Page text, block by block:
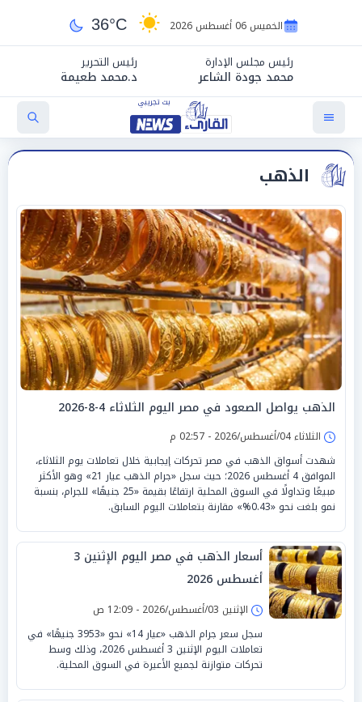
الخميس 06 أغسطس 2026 36°C
رئيس مجلس الإدارة
محمد جودة الشاعر
رئيس التحرير
د.محمد طعيمة
الذهب
الذهب يواصل الصعود في مصر اليوم الثلاثاء 4-8-2026
الثلاثاء 04/أغسطس/2026 - 02:57 م
شهدت أسواق الذهب في مصر تحركات إيجابية خلال تعاملات يوم الثلاثاء،
الموافق 4 أغسطس 2026؛ حيث سجل «جرام الذهب عيار 21» وهو الأكثر
مبيعًا وتداولًا في السوق المحلية ارتفاعًا بقيمة «25 جنيهًا» للجرام، بنسبة
نمو بلغت نحو «0.43%» مقارنة بتعاملات اليوم السابق.
أسعار الذهب في مصر اليوم الإثنين 3
أغسطس 2026
الإثنين 03/أغسطس/2026 - 12:09 ص
سجل سعر جرام الذهب «عيار 14» نحو «3953 جنيهًا» في
تعاملات اليوم الإثنين 3 أغسطس 2026، وذلك وسط
تحركات متوازنة لجميع الأعيرة في السوق المحلية.